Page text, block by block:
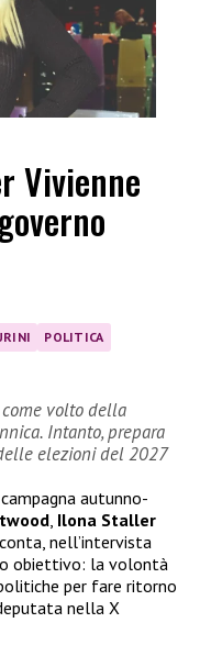
Vivienne
POLITICA
volto della
Intanto, prepara
elezioni del 2027
autunno-
Ilona Staller
nell’intervista
obiettivo: la volontà
per fare ritorno
nella X